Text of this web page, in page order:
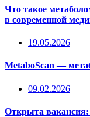
Что такое
в современной
19.05.2026
MetaboScan —
09.02.2026
Открыта